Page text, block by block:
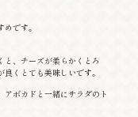
です。
と、チーズが柔らかくとろ
くとても美味しいです。
アボカドと一緒にサラダのト